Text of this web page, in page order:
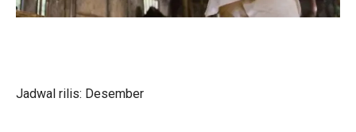
Jadwal rilis: Desember